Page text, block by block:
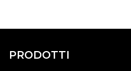
PRODOTTI